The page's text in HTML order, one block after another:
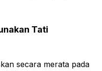
Tati
secara merata pada